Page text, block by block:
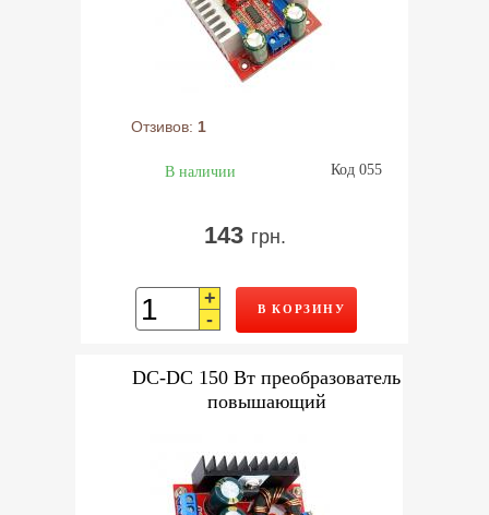
Отзивов: 1
В наличии Код 055
143 грн.
+
-
В КОРЗИНУ
DC-DC 150 Вт преобразователь
повышающий